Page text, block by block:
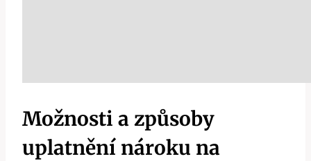
Možnosti a způsoby
uplatnění nároku na